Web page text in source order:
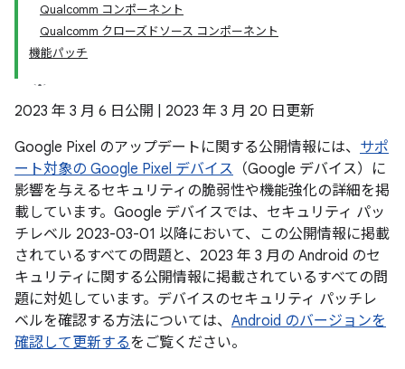
Qualcomm コンポーネント
Qualcomm クローズドソース コンポーネント
機能パッチ
2023 年 3 月 6 日公開 | 2023 年 3 月 20 日更新
Google Pixel のアップデートに関する公開情報には、 サポ
ート対象の Google Pixel デバイス （Google デバイス）に
影響を与えるセキュリティの脆弱性や機能強化の詳細を掲
載しています。Google デバイスでは、セキュリティ パッ
チレベル 2023-03-01 以降において、この公開情報に掲載
されているすべての問題と、2023 年 3 月の Android のセ
キュリティに関する公開情報に掲載されているすべての問
題に対処しています。デバイスのセキュリティ パッチレ
ベルを確認する方法については、 Android のバージョンを
確認して更新するをご覧ください。